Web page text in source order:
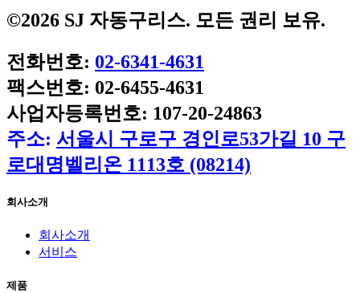
©2026 SJ 자동구리스. 모든 권리 보유.
전화번호: 02-6341-4631
팩스번호: 02-6455-4631
사업자등록번호: 107-20-24863
주소: 서울시 구로구 경인로53가길 10 구
로대명벨리온 1113호 (08214)
회사소개
회사소개
서비스
제품